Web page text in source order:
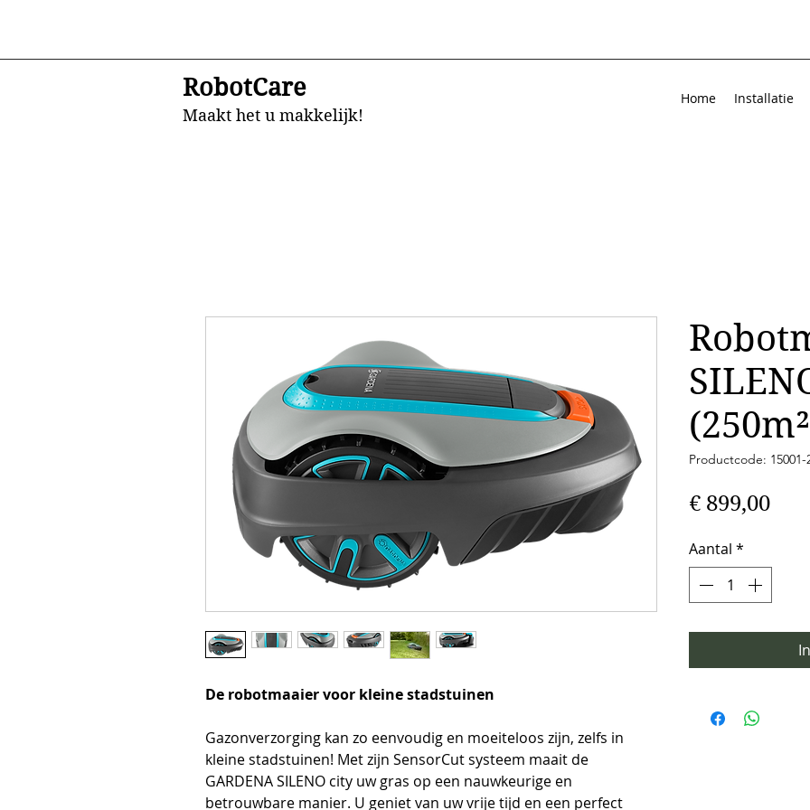
RobotCare
Maakt het u makkelijk!
Home Installatie
De robotmaaier voor kleine stadstuinen
Gazonverzorging kan zo eenvoudig en moeiteloos zijn, zelfs in
kleine stadstuinen! Met zijn SensorCut systeem maait de
GARDENA SILENO city uw gras op een nauwkeurige en
betrouwbare manier. U geniet van uw vrije tijd en een perfect
Productcode: 15001-
€ 899,00Prijs
Aantal *